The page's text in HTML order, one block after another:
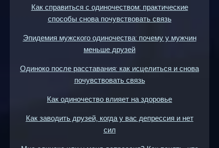
Как справиться с одиночеством: практические
способы снова почувствовать связь
Эпидемия мужского одиночества: почему у мужчин
меньше друзей
Одиноко после расставания: как исцелиться и снова
почувствовать связь
Как одиночество влияет на здоровье
Как заводить друзей, когда у вас депрессия и нет
сил